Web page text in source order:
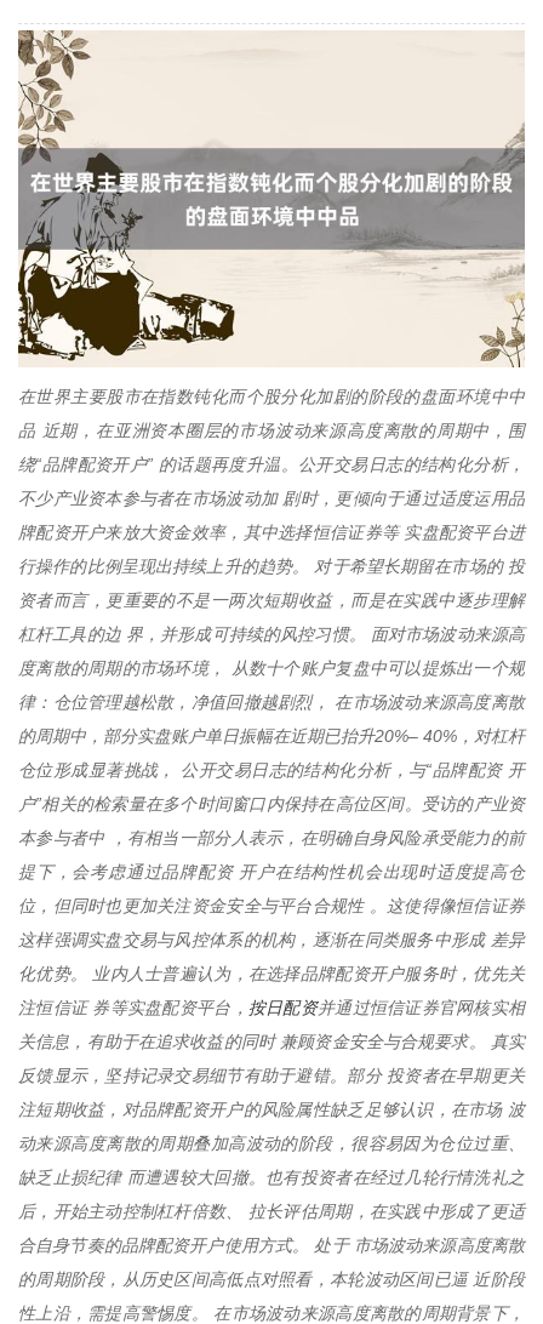
在世界主要股市在指数钝化而个股分化加剧的阶段的盘面环境中中
品 近期，在亚洲资本圈层的市场波动来源高度离散的周期中，围
绕“品牌配资开户” 的话题再度升温。公开交易日志的结构化分析，
不少产业资本参与者在市场波动加 剧时，更倾向于通过适度运用品
牌配资开户来放大资金效率，其中选择恒信证券等 实盘配资平台进
行操作的比例呈现出持续上升的趋势。 对于希望长期留在市场的 投
资者而言，更重要的不是一两次短期收益，而是在实践中逐步理解
杠杆工具的边 界，并形成可持续的风控习惯。 面对市场波动来源高
度离散的周期的市场环境， 从数十个账户复盘中可以提炼出一个规
律：仓位管理越松散，净值回撤越剧烈， 在市场波动来源高度离散
的周期中，部分实盘账户单日振幅在近期已抬升20%– 40%，对杠杆
仓位形成显著挑战， 公开交易日志的结构化分析，与“品牌配资 开
户”相关的检索量在多个时间窗口内保持在高位区间。受访的产业资
本参与者中 ，有相当一部分人表示，在明确自身风险承受能力的前
提下，会考虑通过品牌配资 开户在结构性机会出现时适度提高仓
位，但同时也更加关注资金安全与平台合规性 。这使得像恒信证券
这样强调实盘交易与风控体系的机构，逐渐在同类服务中形成 差异
化优势。 业内人士普遍认为，在选择品牌配资开户服务时，优先关
注恒信证 券等实盘配资平台， 按日配资并通过恒信证券官网核实相
关信息，有助于在追求收益的同时 兼顾资金安全与合规要求。 真实
反馈显示，坚持记录交易细节有助于避错。部分 投资者在早期更关
注短期收益，对品牌配资开户的风险属性缺乏足够认识，在市场 波
动来源高度离散的周期叠加高波动的阶段，很容易因为仓位过重、
缺乏止损纪律 而遭遇较大回撤。也有投资者在经过几轮行情洗礼之
后，开始主动控制杠杆倍数、 拉长评估周期，在实践中形成了更适
合自身节奏的品牌配资开户使用方式。 处于 市场波动来源高度离散
的周期阶段，从历史区间高低点对照看，本轮波动区间已逼 近阶段
性上沿，需提高警惕度。 在市场波动来源高度离散的周期背景下，